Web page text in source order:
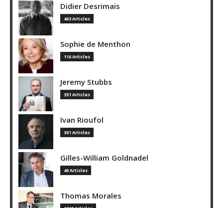
Didier Desrimais
403 Articles
Sophie de Menthon
116 Articles
Jeremy Stubbs
351 Articles
Ivan Rioufol
301 Articles
Gilles-William Goldnadel
40 Articles
Thomas Morales